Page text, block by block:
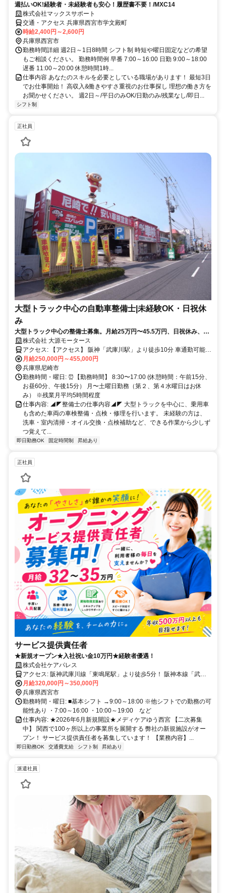
週払いOK!経験者・未経験者も安心！履歴書不要！/MXC14
株式会社マックスサポート
交通・アクセス 兵庫県西宮市学文殿町
時給2,400円～2,600円
兵庫県西宮市
勤務時間詳細 週2日～1日8時間 シフト制 時短や曜日固定などの希望
もご相談ください。 勤務時間例 早番 7:00～16:00 日勤 9:00～18:00
遅番 11:00～20:00 休憩時間1時...
仕事内容 あなたのスキルを必要としている職場があります！ 最短3日
でお仕事開始！ 高収入&働きやすさ重視のお仕事探し 理想の働き方を
お聞かせください。 週2日～/平日のみOK/日勤のみ/残業なし/即日...
シフト制
正社員
大型トラック中心の自動車整備士|未経験OK・日祝休
み
大型トラック中心の整備士募集。月給25万円〜45.5万円、日祝休み、残
業少なめ。未経験の方は補助作業から、経験者・資格保有者の方は経験
を給与に反映します。
株式会社 大源モータース
アクセス: 【アクセス】 阪神「武庫川駅」より徒歩10分 車通勤可能で
す。 社員用駐車場もあります。
月給250,000円～455,000円
兵庫県尼崎市
勤務時間・曜日: ⏰【勤務時間】 8:30〜17:00 (休憩時間：午前15分、
お昼60分、午後15分） 月〜土曜日勤務（第２、第４水曜日はお休
み） ※残業月平均5時間程度
仕事内容: ◢◤整備士の仕事内容◢◤ 大型トラックを中心に、乗用車
も含めた車両の車検整備・点検・修理を行います。 未経験の方は、
洗車・室内清掃・オイル交換・点検補助など、できる作業から少しず
つ覚えて...
即日勤務OK 固定時間制 昇給あり
正社員
サービス提供責任者
★新規オープン★入社祝い金10万円★経験者優遇！
株式会社ケアパレス
アクセス: 阪神武庫川線「東鳴尾駅」より徒歩5分！ 阪神本線「武庫
川駅」より貸出自転車にて3分！ ✨バイクOK・車通勤相談可✨ ✨電動
自転車の貸出あり✨
月給320,000円～350,000円
兵庫県西宮市
勤務時間・曜日: ■基本シフト →9:00～18:00 ※他シフトでの勤務の可
能性あり ・7:00～16:00 ・10:00～19:00 など
仕事内容: ★2026年6月新規開設★メディケアゆう西宮 【二次募集
中】 関西で100ヶ所以上の事業所を展開する 弊社の新規施設がオー
プン！ サービス提供責任者を募集しています！ 【業務内容】...
即日勤務OK 交通費支給 シフト制 昇給あり
派遣社員